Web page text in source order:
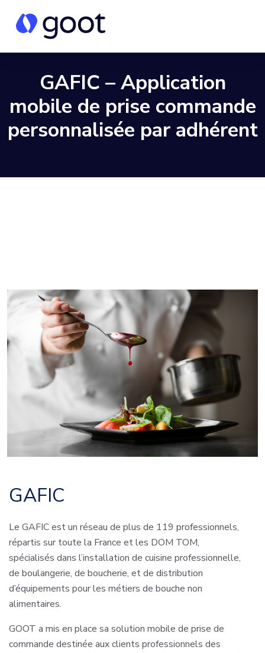
GAFIC – Application
mobile de prise commande
personnalisée par adhérent
GAFIC
Le GAFIC est un réseau de plus de 119 professionnels,
répartis sur toute la France et les DOM TOM,
spécialisés dans l’installation de cuisine professionnelle,
de boulangerie, de boucherie, et de distribution
d’équipements pour les métiers de bouche non
alimentaires.
GOOT a mis en place sa solution mobile de prise de
commande destinée aux clients professionnels des